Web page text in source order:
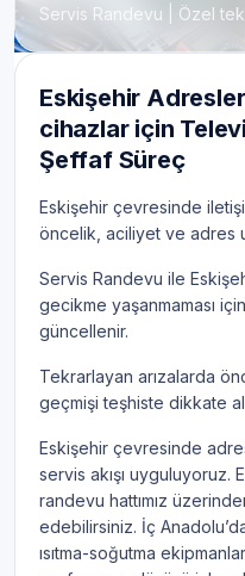
Servis Randevu | Özel
Eskişehir
cihazlar için
Şeffaf Süreç
Eskişehir çevresinde
öncelik, aciliyet ve adres
Servis Randevu ile
gecikme yaşanmaması
güncellenir.
Tekrarlayan arızalarda
geçmişi teşhiste dikkate
Eskişehir çevresinde
servis akışı
randevu hattımız
edebilirsiniz. İç
ısıtma-soğutma